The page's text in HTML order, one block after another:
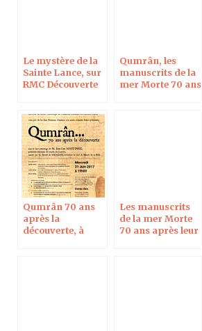
Le mystère de la
Sainte Lance, sur
RMC Découverte
Qumrân, les
manuscrits de la
mer Morte 70 ans
Qumrân 70 ans
après la
découverte, à
Les manuscrits
de la mer Morte
70 ans après leur